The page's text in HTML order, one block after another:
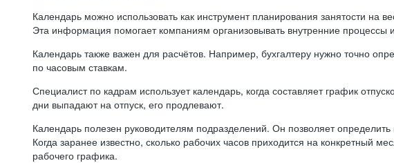
Календарь можно использовать как инструмент планирования занятости
Эта информация помогает компаниям организовывать внутренние процессы
Календарь также важен для расчётов. Например, бухгалтеру нужно точно
по часовым ставкам.
Специалист по кадрам использует календарь, когда составляет график
дни выпадают на отпуск, его продлевают.
Календарь полезен руководителям подразделений. Он позволяет
Когда заранее известно, сколько рабочих часов приходится на конкретный
рабочего графика.